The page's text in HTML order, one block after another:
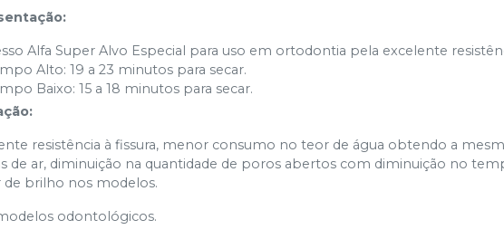
Alfa Super Alvo Especial para uso em ortodontia pela excelente
Alto: 19 a 23 minutos para secar.
Baixo: 15 a 18 minutos para secar.
resistência à fissura, menor consumo no teor de água obtendo a
de ar, diminuição na quantidade de poros abertos com diminuição no
de brilho nos modelos.
odontológicos.